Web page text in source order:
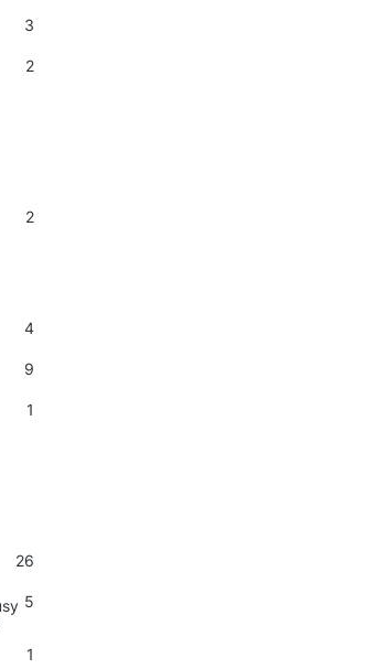
3
2
2
4
9
1
26
5
1